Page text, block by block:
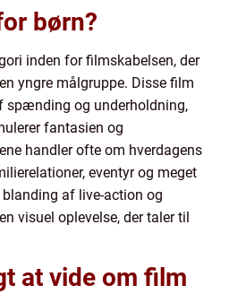
børn?
inden for filmskabelsen, der
yngre målgruppe. Disse film
spænding og underholdning,
fantasien og
handler ofte om hverdagens
eventyr og meget
blanding af live-action og
visuel oplevelse, der taler til
at vide om film